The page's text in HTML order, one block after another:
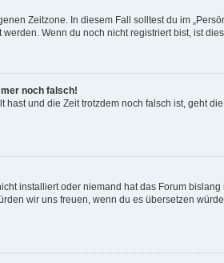
Zeitzone. In diesem Fall solltest du im
Wenn du noch nicht registriert bist, ist
noch falsch!
und die Zeit trotzdem noch falsch ist, geht
installiert oder niemand hat das Forum
wir uns freuen, wenn du es übersetzen